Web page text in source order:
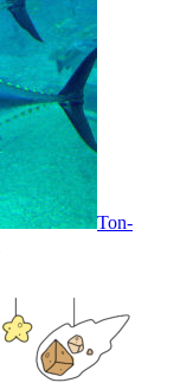
Ton-